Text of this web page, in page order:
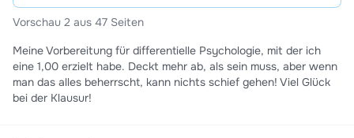
Vorschau 2 aus 47 Seiten
Meine Vorbereitung für differentielle Psychologie, mit der ich
eine 1,00 erzielt habe. Deckt mehr ab, als sein muss, aber wenn
man das alles beherrscht, kann nichts schief gehen! Viel Glück
bei der Klausur!